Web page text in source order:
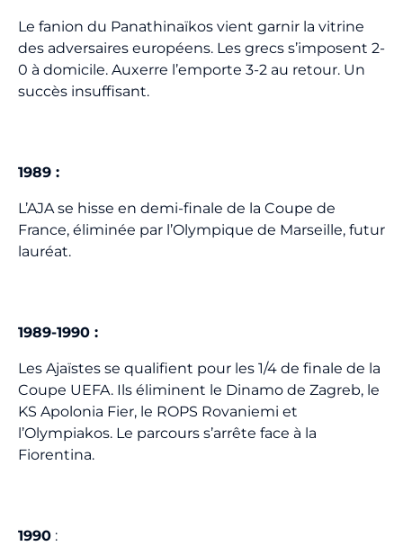
Le fanion du Panathinaïkos vient garnir la vitrine
des adversaires européens. Les grecs s’imposent 2-
0 à domicile. Auxerre l’emporte 3-2 au retour. Un
succès insuffisant.
1989 :
L’AJA se hisse en demi-finale de la Coupe de
France, éliminée par l’Olympique de Marseille, futur
lauréat.
1989-1990 :
Les Ajaïstes se qualifient pour les 1/4 de finale de la
Coupe UEFA. Ils éliminent le Dinamo de Zagreb, le
KS Apolonia Fier, le ROPS Rovaniemi et
l’Olympiakos. Le parcours s’arrête face à la
Fiorentina.
1990 :